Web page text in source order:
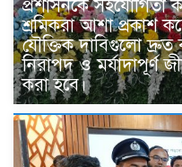
প্রশাসনকে সহযোগিতা
শ্রমিকরা আশা প্রকাশ
যৌক্তিক দাবিগুলো দ্রুত
নিরাপদ ও মর্যাদাপূর্ণ
করা হবে।